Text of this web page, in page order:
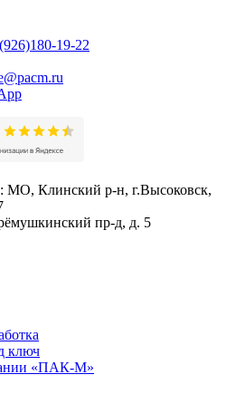
19-22
МО, Клинский р-н, г.Высоковск,
пр-д, д. 5
ключ
«ПАК-М»